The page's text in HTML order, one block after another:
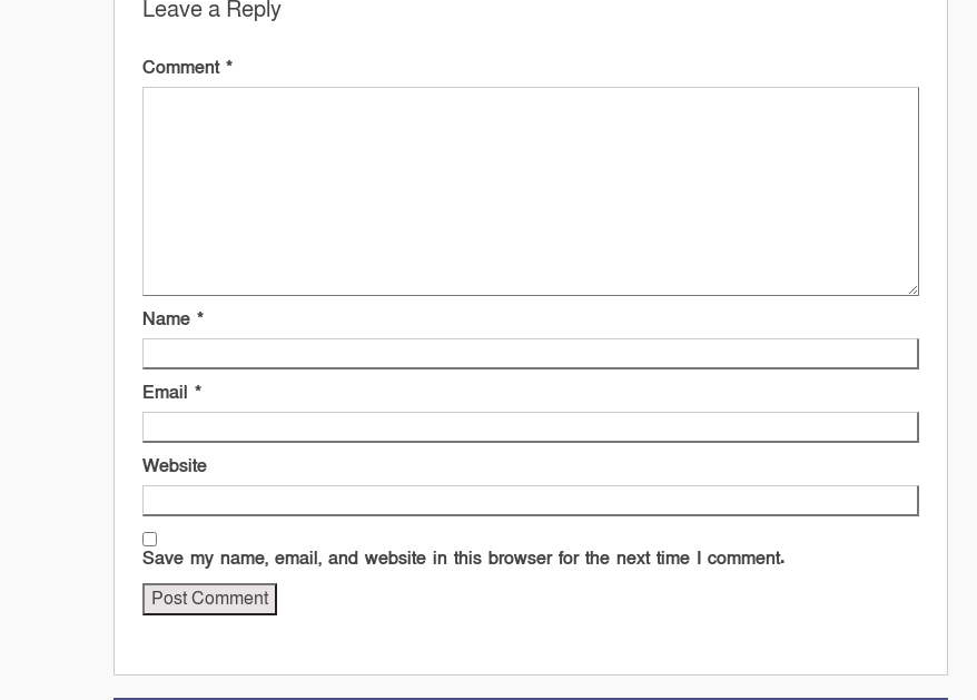
Leave a Reply
Comment *
Name *
Email *
Website
Save my name, email, and website in this browser for the next time I comment.